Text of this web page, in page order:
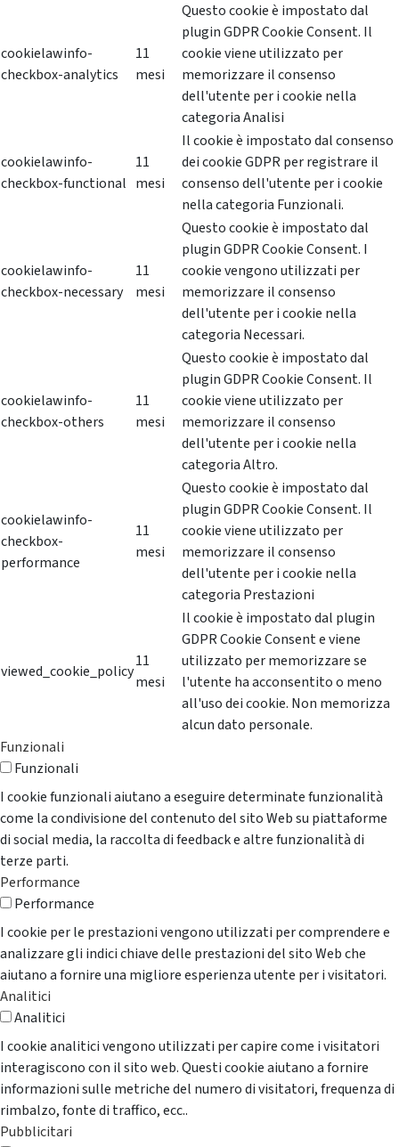
cookielawinfo-
checkbox-analytics
11
mesi
Questo cookie è impostato dal
plugin GDPR Cookie Consent. Il
cookie viene utilizzato per
memorizzare il consenso
dell'utente per i cookie nella
categoria Analisi
cookielawinfo-
checkbox-functional
11
mesi
Il cookie è impostato dal consenso
dei cookie GDPR per registrare il
consenso dell'utente per i cookie
nella categoria Funzionali.
cookielawinfo-
checkbox-necessary
11
mesi
Questo cookie è impostato dal
plugin GDPR Cookie Consent. I
cookie vengono utilizzati per
memorizzare il consenso
dell'utente per i cookie nella
categoria Necessari.
cookielawinfo-
checkbox-others
11
mesi
Questo cookie è impostato dal
plugin GDPR Cookie Consent. Il
cookie viene utilizzato per
memorizzare il consenso
dell'utente per i cookie nella
categoria Altro.
cookielawinfo-
checkbox-
performance
11
mesi
Questo cookie è impostato dal
plugin GDPR Cookie Consent. Il
cookie viene utilizzato per
memorizzare il consenso
dell'utente per i cookie nella
categoria Prestazioni
viewed_cookie_policy
11
mesi
Il cookie è impostato dal plugin
GDPR Cookie Consent e viene
utilizzato per memorizzare se
l'utente ha acconsentito o meno
all'uso dei cookie. Non memorizza
alcun dato personale.
Funzionali
Funzionali
I cookie funzionali aiutano a eseguire determinate funzionalità
come la condivisione del contenuto del sito Web su piattaforme
di social media, la raccolta di feedback e altre funzionalità di
terze parti.
Performance
Performance
I cookie per le prestazioni vengono utilizzati per comprendere e
analizzare gli indici chiave delle prestazioni del sito Web che
aiutano a fornire una migliore esperienza utente per i visitatori.
Analitici
Analitici
I cookie analitici vengono utilizzati per capire come i visitatori
interagiscono con il sito web. Questi cookie aiutano a fornire
informazioni sulle metriche del numero di visitatori, frequenza di
rimbalzo, fonte di traffico, ecc..
Pubblicitari